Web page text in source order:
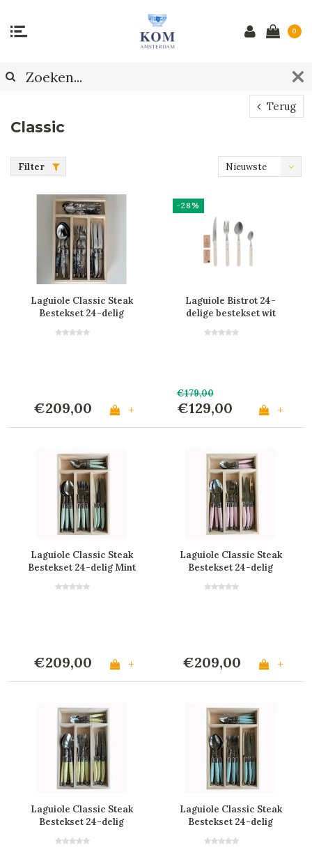
0
Terug
Classic
Filter
Nieuwste
Laguiole Classic Steak
Bestekset 24-delig
€209,00 +
-28%
Laguiole Bistrot 24-
delige bestekset wit
€179,00
€129,00 +
Laguiole Classic Steak
Bestekset 24-delig Mint
€209,00 +
Laguiole Classic Steak
Bestekset 24-delig
€209,00 +
Laguiole Classic Steak
Bestekset 24-delig
Laguiole Classic Steak
Bestekset 24-delig